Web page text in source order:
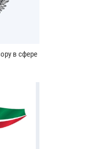
в сфере